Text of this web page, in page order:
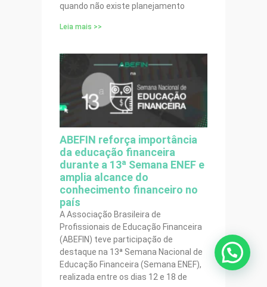
quando não existe planejamento
Leia mais >>
ABEFIN reforça importância
da educação financeira
durante a 13ª Semana ENEF e
amplia alcance do
conhecimento financeiro no
país
A Associação Brasileira de
Profissionais de Educação Financeira
(ABEFIN) teve participação de
destaque na 13ª Semana Nacional de
Educação Financeira (Semana ENEF),
realizada entre os dias 12 e 18 de